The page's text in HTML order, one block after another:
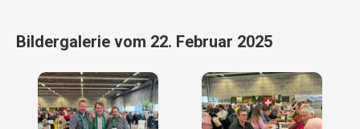
Bildergalerie vom 22. Februar 2025